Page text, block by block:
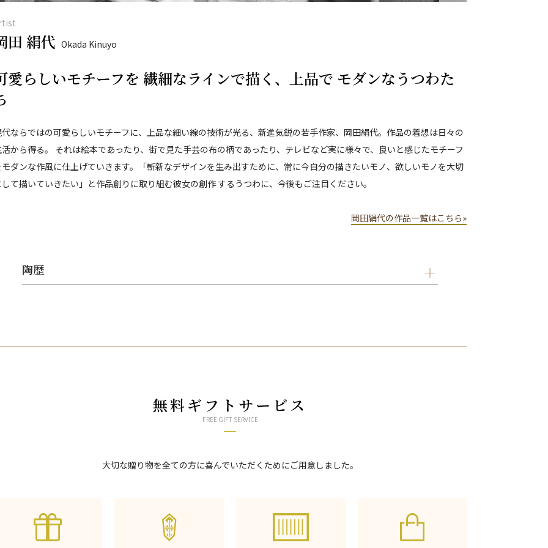
田 絹代 Okada Kinuyo
愛らしいモチーフを 繊細なラインで描く、上品で モダンなうつわた
ならではの可愛らしいモチーフに、上品な細い線の技術が光る、新進気鋭の若手作家、岡田絹代。作品の着想は日々の
から得る。 それは絵本であったり、街で見た手芸の布の柄であったり、テレビなど実に様々で、良いと感じたモチーフ
ダンな作風に仕上げていきます。「斬新なデザインを生み出すために、常に今自分の描きたいモノ、欲しいモノを大切
て描いていきたい」と作品創りに取り組む彼女の創作 するうつわに、今後もご注目ください。
岡田絹代の作品一覧はこちら»
陶歴
無料ギフトサービス
FREE GIFT SERVICE
大切な贈り物を全ての方に喜んでいただくためにご用意しました。